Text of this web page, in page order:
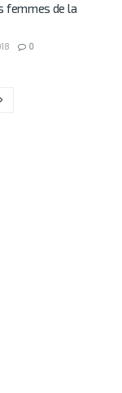
femmes de la
0